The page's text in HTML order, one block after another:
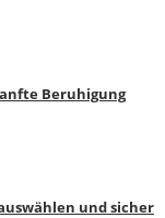
Beruhigung
und sicher